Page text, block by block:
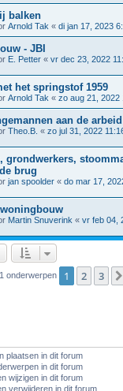
balken
Arnold Tak « di jan 17, 2023
- JBI
E. Petter « vr dec 23, 2022
het springstof 1959
Arnold Tak « zo aug 21, 2022
aan de
Theo.B. « zo jul 31, 2022
grondwerkers,
brug
jan spoolder « do mar 17,
Martin Snuverink « vr feb 04,
onderwerpen 1 2 3
plaatsen in dit forum
in dit forum
wijzigen in dit forum
verwijderen in dit forum